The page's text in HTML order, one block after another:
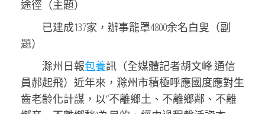
途徑（主題）
已建成137家，辦事籠罩4800余名白叟（副
題）
滁州日報包養訊（全媒體記者胡文峰 通信
員郝起飛）近年來，滁州市積極呼應國度應對生
齒老齡化計謀，以“不離鄉土、不離鄉鄰、不離